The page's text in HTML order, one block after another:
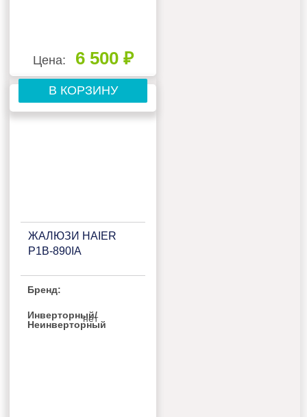
Цена: 6 500 ₽
В КОРЗИНУ
ЖАЛЮЗИ HAIER
P1B-890IA
Бренд:
Инверторный/
Неинверторный
нет